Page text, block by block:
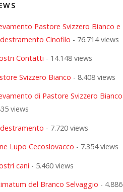
Pastore Svizzero Bianco e
Cinofilo - 76.714 views
Contatti - 14.148 views
Svizzero Bianco - 8.408 views
di Pastore Svizzero Bianco
views
- 7.720 views
Lupo Cecoslovacco - 7.354 views
cani - 5.460 views
del Branco Selvaggio - 4.886